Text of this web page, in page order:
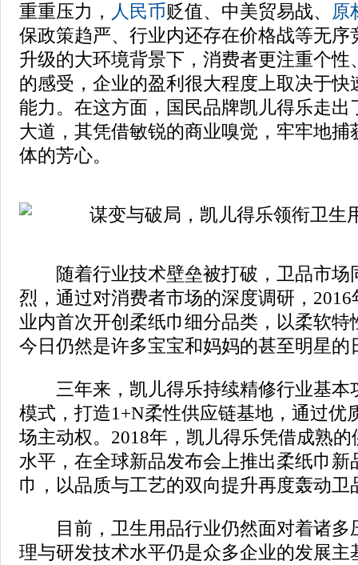
重重压力， 人民币贬值、中美贸易战、
原
保政策趋严、行业内还存在价格战等无序
升级的大环境背景下，消费者更注重个性
的感受，企业的盈利很大程度上取决于快
能力。在这方面，国民品牌凯儿得乐走出
大道，其凭借敏锐的商业嗅觉，牢牢地捕
体的芳心。
随着行业技术壁垒被打破，卫品市场
烈，通过对消费者市场的深度调研，
业内首次开创柔纸巾细分品类，以柔软特
今日仍然是许多宝宝和妈妈的甚至明星的
三年来，凯儿得乐持续精修行业基本
模式，打造1+N柔性供应链基地，通过优
场主动权。2018年，凯儿得乐凭借成熟
水平，在全球新品发布会上推出柔纸巾新
巾，以品质与工艺的双向提升再度轰动卫
目前，卫生用品行业仍然面对着诸多
理与研发技术水平仍是众多企业的发展主